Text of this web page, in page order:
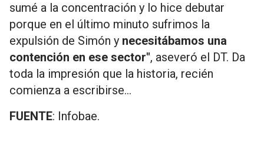
sumé a la concentración y lo hice debutar
porque en el último minuto sufrimos la
expulsión de Simón y necesitábamos una
contención en ese sector", aseveró el DT. Da
toda la impresión que la historia, recién
comienza a escribirse...
FUENTE: Infobae.